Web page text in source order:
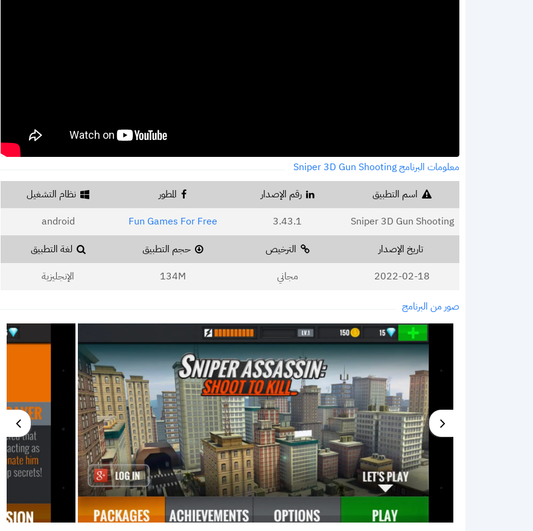
معلومات البرنامج Sniper 3D Gun Shooting
اسم التطبيق
Sniper 3D Gun Shooting
رقم الإصدار
3.43.1
المطور
Fun Games For Free
نظام التشغيل
android
تاريخ الإصدار
2022-02-18
الترخيص
مجاني
حجم التطبيق
134M
لغة التطبيق
الإنجليزية
صور من البرنامج